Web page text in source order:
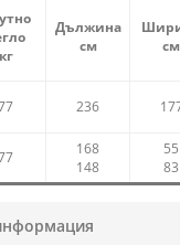
кг
Дължина
см
см
236
168
148
55
83